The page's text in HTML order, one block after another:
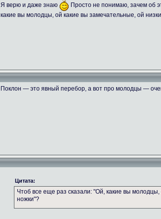
Я верю и даже знаю
Просто не понимаю, зачем об
какие вы молодцы, ой какие вы замечательные, ой
Поклон — это явный перебор, а вот про молодцы —
Цитата:
Чтоб все еще раз сказали: "Ой, какие вы
ножки"?